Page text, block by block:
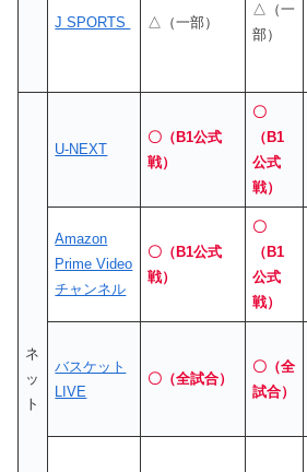
J SPORTS △（一部）
△（一
部）
ネ
ッ
ト
U-NEXT
〇（B1公式
戦）
〇
（B1
公式
戦）
Amazon
Prime Video
チャンネル
〇（B1公式
戦）
〇
（B1
公式
戦）
バスケット
LIVE
〇（全試合）
〇（全
試合）